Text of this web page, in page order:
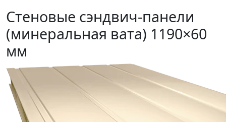
Стеновые сэндвич-панели
(минеральная вата) 1190×60
мм